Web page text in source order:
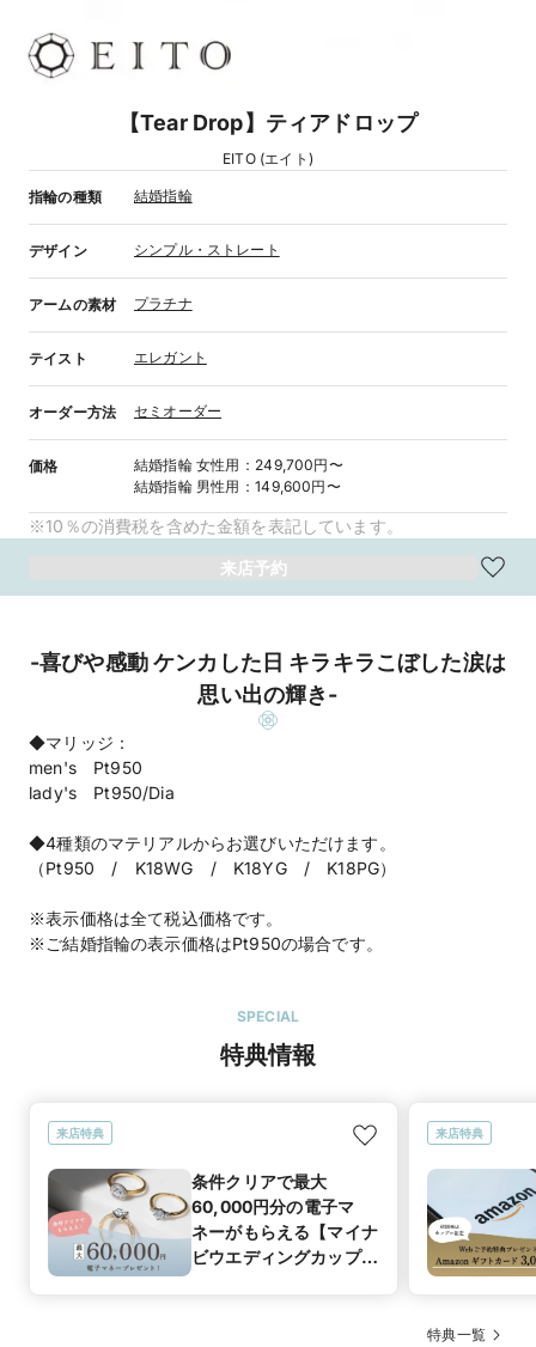
【Tear Drop】ティアドロップ
EITO (エイト)
指輪の種類 結婚指輪
デザイン シンプル・ストレート
アームの素材 プラチナ
テイスト エレガント
オーダー方法 セミオーダー
価格 結婚指輪 女性用 ： 249,700円〜
結婚指輪 男性用 ：149,600円〜
※10％の消費税を含めた金額を表記しています。
来店予約
-喜びや感動 ケンカした日 キラキラこぼした涙は
思い出の輝き-
◆マリッジ：
men's Pt950
lady's Pt950/Dia
◆4種類のマテリアルからお選びいただけます。
（Pt950 / K18WG / K18YG / K18PG）
※表示価格は全て税込価格です。
※ご結婚指輪の表示価格はPt950の場合です。
SPECIAL
特典情報
来店特典
条件クリアで最大
60,000円分の電子マ
ネーがもらえる【マイナ
ビウエディングカップル
来店特典
特典一覧